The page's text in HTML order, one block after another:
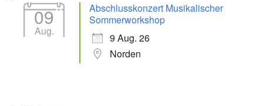
09
Aug.
Abschlusskonzert Musikalischer
Sommerworkshop
9 Aug. 26
Norden